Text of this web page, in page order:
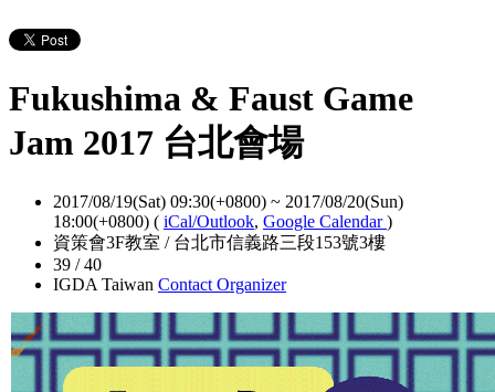
Fukushima & Faust Game
Jam 2017 台北會場
2017/08/19(Sat) 09:30(+0800) ~ 2017/08/20(Sun)
18:00(+0800) ( iCal/Outlook, Google Calendar)
資策會3F教室 / 台北市信義路三段153號3樓
39 / 40
IGDA Taiwan Contact Organizer